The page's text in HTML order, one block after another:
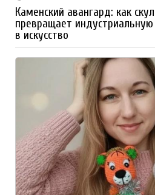
Каменский авангард: как
превращает
в искусство